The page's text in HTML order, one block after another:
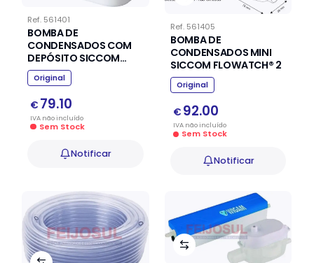
Ref. 561401
BOMBA DE
CONDENSADOS COM
DEPÓSITO SICCOM
ECOTANK 2.5
Original
€ 79.10
IVA nãoincluído
Sem Stock
Notificar
Ref. 561405
BOMBA DE
CONDENSADOS MINI
SICCOM FLOWATCH® 2
Original
€ 92.00
IVA nãoincluído
Sem Stock
Notificar